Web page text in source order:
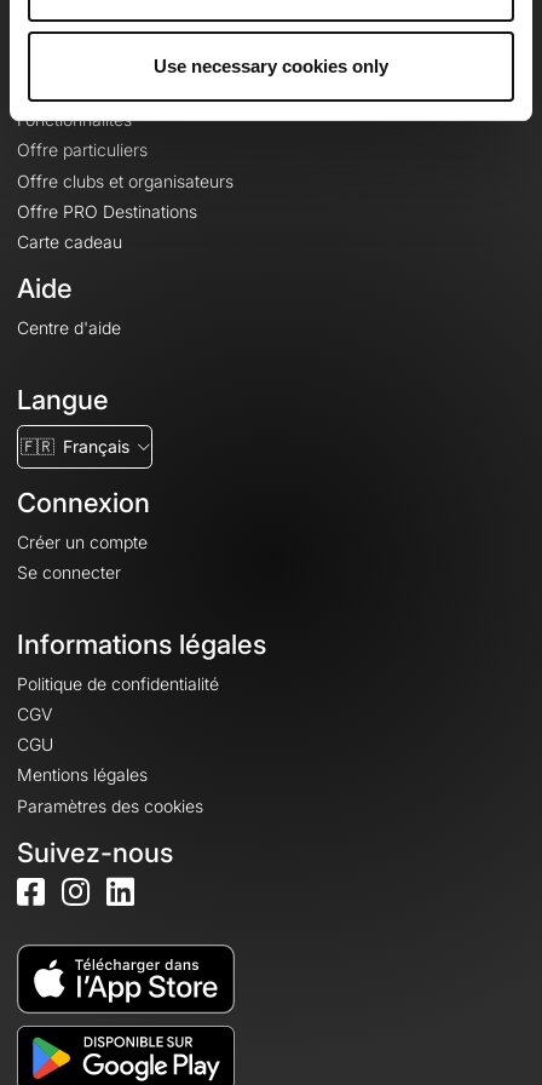
Use necessary cookies only
Fonctionnalités
Offre particuliers
Offre clubs et organisateurs
Offre PRO Destinations
Carte cadeau
Aide
Centre d'aide
Langue
🇫🇷 Français
Connexion
Créer un compte
Se connecter
Informations légales
Politique de confidentialité
CGV
CGU
Mentions légales
Paramètres des cookies
Suivez-nous